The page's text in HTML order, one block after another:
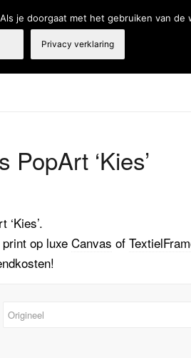
Webshop Producten en diensten
PopArt ‘Kies’
‘Kies’.
op luxe Canvas of
je doorgaat met het gebruiken van
Privacy verklaring